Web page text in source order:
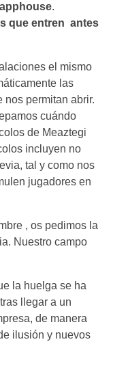
.
que entren antes
el mismo
las
nos permitan abrir.
cuándo
de Meaztegi
incluyen no
tal y como nos
jugadores en
, os pedimos la
Nuestro campo
la huelga se ha
llegar a un
de manera
ilusión y nuevos